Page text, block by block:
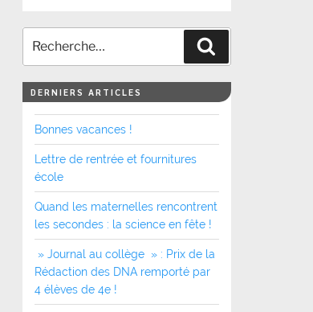
DERNIERS ARTICLES
Bonnes vacances !
Lettre de rentrée et fournitures
école
Quand les maternelles rencontrent
les secondes : la science en fête !
» Journal au collège » : Prix de la
Rédaction des DNA remporté par
4 élèves de 4e !